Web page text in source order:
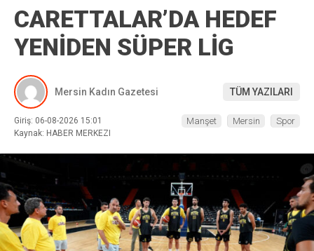
CARETTALAR’DA HEDEF
YENİDEN SÜPER LİG
Mersin Kadın Gazetesi TÜM YAZILARI
Giriş: 06-08-2026 15:01
Kaynak: HABER MERKEZI
Manşet Mersin Spor